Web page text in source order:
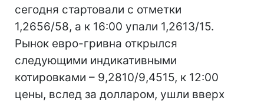
сегодня стартовали с отметки
1,2656/58, а к 16:00 упали 1,2613/15.
Рынок евро-гривна открылся
следующими индикативными
котировками – 9,2810/9,4515, к 12:00
цены, вслед за долларом, ушли вверх